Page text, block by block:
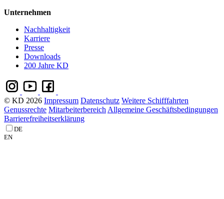
Unternehmen
Nachhaltigkeit
Karriere
Presse
Downloads
200 Jahre KD
© KD 2026 Impressum Datenschutz Weitere Schifffahrten
Genussrechte Mitarbeiterbereich Allgemeine Geschäftsbedingungen
Barrierefreiheitserklärung
DE
EN